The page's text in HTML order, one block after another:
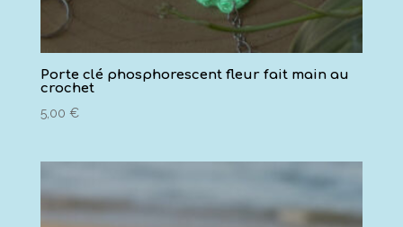
Porte clé phosphorescent fleur fait main au
crochet
5,00 €